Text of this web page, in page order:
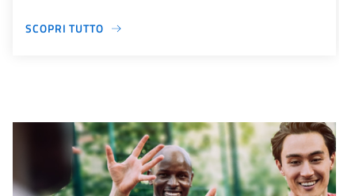
SCOPRI TUTTO